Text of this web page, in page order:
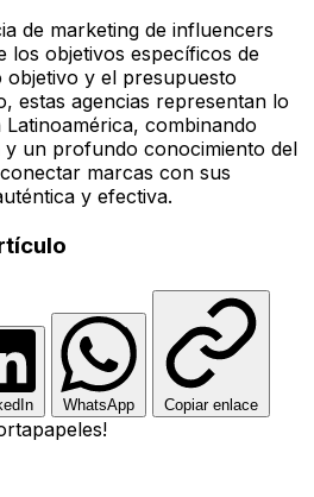
de marketing de influencers
los objetivos específicos de
y el presupuesto
estas agencias representan lo
combinando
un profundo conocimiento del
marcas con sus
y efectiva.
WhatsApp Copiar enlace